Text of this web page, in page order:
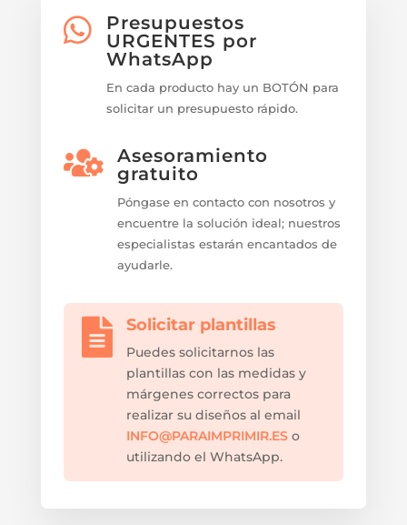

Presupuestos
URGENTES por
WhatsApp
En cada producto hay un BOTÓN para
solicitar un presupuesto rápido.

Asesoramiento
gratuito
Póngase en contacto con nosotros y
encuentre la solución ideal; nuestros
especialistas estarán encantados de
ayudarle.
 Solicitar plantillas
Puedes solicitarnos las
plantillas con las medidas y
márgenes correctos para
realizar su diseños al email
INFO@PARAIMPRIMIR.ESo
utilizando el WhatsApp.